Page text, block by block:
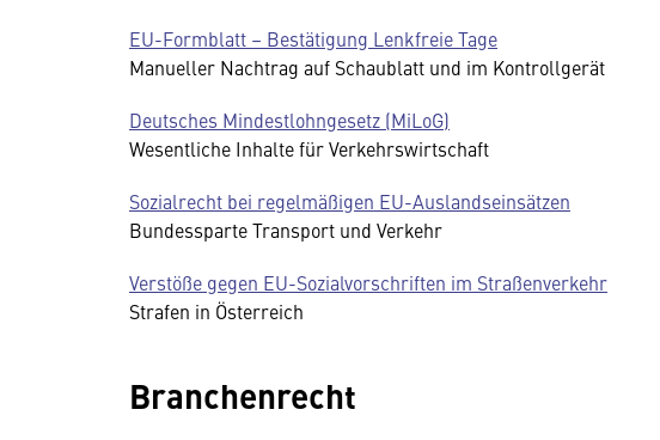
EU-Formblatt – Bestätigung Lenkfreie Tage
Manueller Nachtrag auf Schaublatt und im Kontrollgerät
Deutsches Mindestlohngesetz (MiLoG)
Wesentliche Inhalte für Verkehrswirtschaft
Sozialrecht bei regelmäßigen EU-Auslandseinsätzen
Bundessparte Transport und Verkehr
Verstöße gegen EU-Sozialvorschriften im Straßenverkehr
Strafen in Österreich
Branchenrecht